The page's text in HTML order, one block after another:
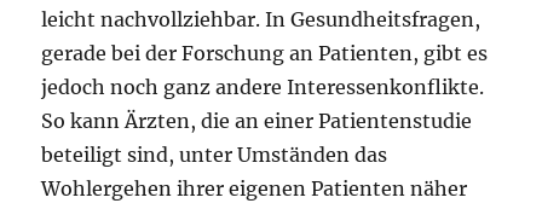
leicht nachvollziehbar. In Gesundheitsfragen,
gerade bei der Forschung an Patienten, gibt es
jedoch noch ganz andere Interessenkonflikte.
So kann Ärzten, die an einer Patientenstudie
beteiligt sind, unter Umständen das
Wohlergehen ihrer eigenen Patienten näher